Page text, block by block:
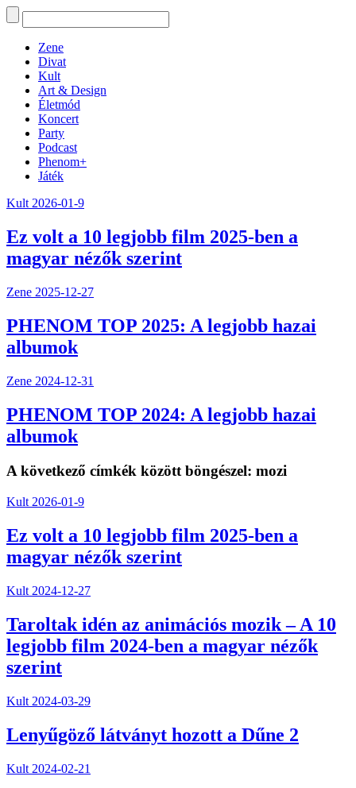
Zene
Divat
Kult
Art & Design
Életmód
Koncert
Party
Podcast
Phenom+
Játék
Kult 2026-01-9
Ez volt a 10 legjobb film 2025-ben a
magyar nézők szerint
Zene 2025-12-27
PHENOM TOP 2025: A legjobb hazai
albumok
Zene 2024-12-31
PHENOM TOP 2024: A legjobb hazai
albumok
A következő címkék között böngészel: mozi
Kult 2026-01-9
Ez volt a 10 legjobb film 2025-ben a
magyar nézők szerint
Kult 2024-12-27
Taroltak idén az animációs mozik – A 10
legjobb film 2024-ben a magyar nézők
szerint
Kult 2024-03-29
Lenyűgöző látványt hozott a Dűne 2
Kult 2024-02-21